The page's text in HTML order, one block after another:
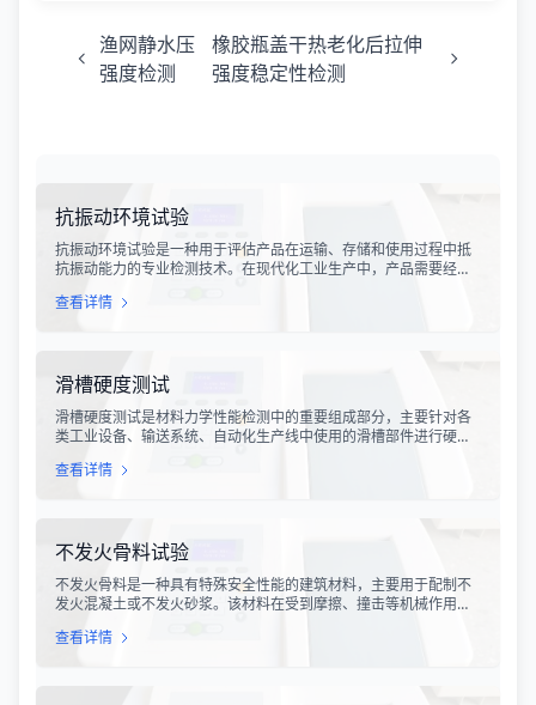
渔网静水压
强度检测
橡胶瓶盖干热老化后拉伸
强度稳定性检测
抗振动环境试验
抗振动环境试验是一种用于评估产品在运输、存储和使用过程中抵
抗振动能力的专业检测技术。在现代化工业生产中，产品需要经历
会受到不同程度的振动冲击。这种振动可能导致产品结构松动、零
查看详情
滑槽硬度测试
滑槽硬度测试是材料力学性能检测中的重要组成部分，主要针对各
类工业设备、输送系统、自动化生产线中使用的滑槽部件进行硬度
响设备的使用寿命、运行稳定性和安全性。通过科学的硬度测试，
查看详情
不发火骨料试验
不发火骨料是一种具有特殊安全性能的建筑材料，主要用于配制不
发火混凝土或不发火砂浆。该材料在受到摩擦、撞击等机械作用
炸事故的风险。不发火骨料试验是评定该类材料安全性能的关键检
查看详情